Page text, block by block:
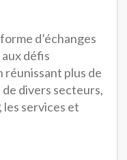
d’échanges
défis
plus de
divers secteurs,
les services et